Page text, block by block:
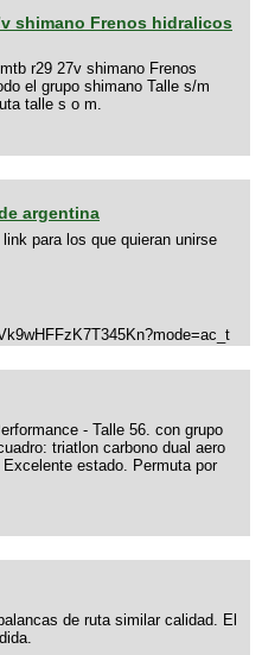
shimano Frenos hidralicos
r29 27v shimano Frenos
el grupo shimano Talle s/m
talle s o m.
argentina
para los que quieran unirse
- Talle 56. con grupo
triatlon carbono dual aero
estado. Permuta por
de ruta similar calidad. El